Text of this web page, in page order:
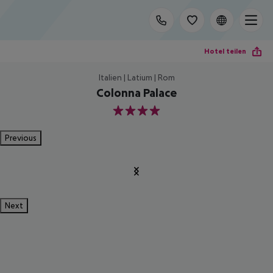
Hotel teilen
Italien | Latium | Rom
Colonna Palace
4
Previous
Next